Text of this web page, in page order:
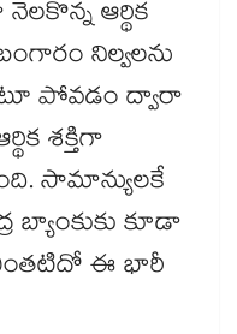
ఆర్థిక
నిల్వలను
పోవడం ద్వారా
శక్తిగా
సామాన్యులకే
బ్యాంకుకు కూడా
ఈ భారీ